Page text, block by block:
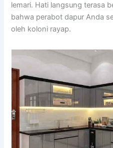
lemari. Hati langsung terasa
bahwa perabot dapur Anda
oleh koloni rayap.